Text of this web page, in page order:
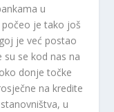
u
je tako još
je već postao
se kod nas na
donje točke
na kredite
u